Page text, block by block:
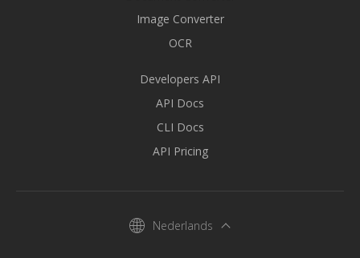
Image Converter
OCR
Developers API
API Docs
CLI Docs
API Pricing
Nederlands